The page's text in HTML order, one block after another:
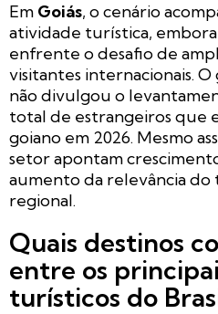
Em Goiás, o cenário
atividade turística,
enfrente o desafio de
visitantes internacionais.
não divulgou o
total de estrangeiros que
goiano em 2026. Mesmo
setor apontam
aumento da relevância do
regional.
Quais destinos
entre os
turísticos do